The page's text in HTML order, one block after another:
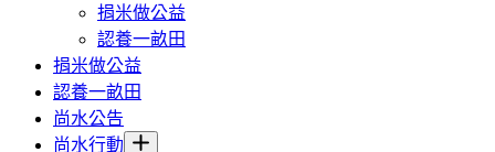
捐米做公益
認養一畝田
捐米做公益
認養一畝田
尚水公告
尚水行動